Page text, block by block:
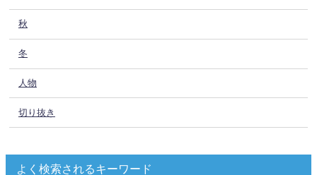
秋
冬
人物
切り抜き
よく検索されるキーワード